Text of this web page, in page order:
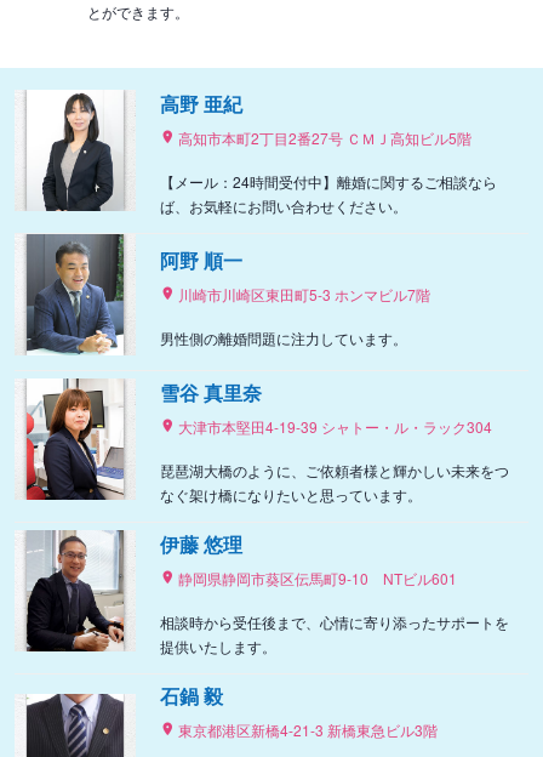
とができます。
高野 亜紀
高知市本町2丁目2番27号 ＣＭＪ高知ビル5階
【メール：24時間受付中】離婚に関するご相談なら
ば、お気軽にお問い合わせください。
阿野 順一
川崎市川崎区東田町5-3 ホンマビル7階
男性側の離婚問題に注力しています。
雪谷 真里奈
大津市本堅田4-19-39 シャトー・ル・ラック304
琵琶湖大橋のように、ご依頼者様と輝かしい未来をつ
なぐ架け橋になりたいと思っています。
伊藤 悠理
静岡県静岡市葵区伝馬町9‐10 NTビル601
相談時から受任後まで、心情に寄り添ったサポートを
提供いたします。
石鍋 毅
東京都港区新橋4-21-3 新橋東急ビル3階